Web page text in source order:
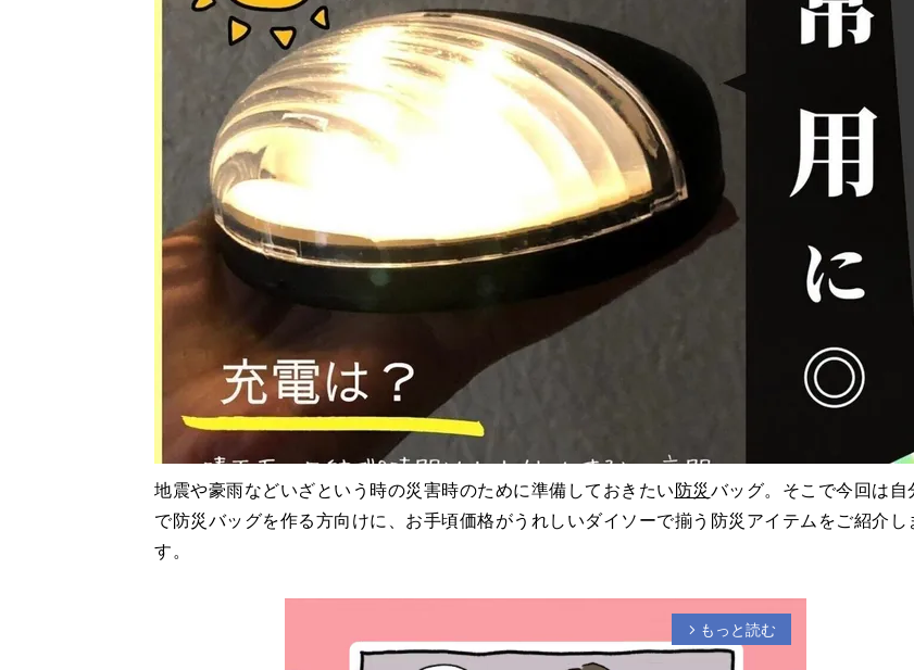
地震や豪雨などいざという時の災害時のために準備しておきたい防災バッグ。そこで今回は自
で防災バッグを作る方向けに、お手頃価格がうれしいダイソーで揃う防災アイテムをご紹介し
す。
arrow_forward_ios もっと読む